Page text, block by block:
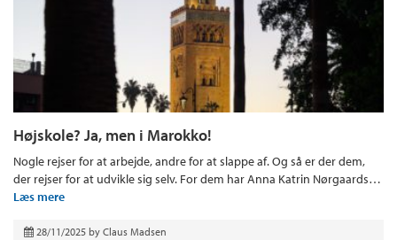
Højskole? Ja, men i Marokko!
Nogle rejser for at arbejde, andre for at slappe af. Og så er der dem,
der rejser for at udvikle sig selv. For dem har Anna Katrin Nørgaards…
Læs mere
28/11/2025 by Claus Madsen